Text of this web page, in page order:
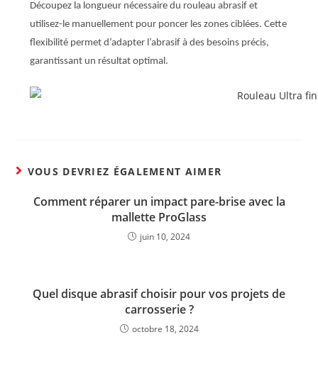
Découpez la longueur nécessaire du rouleau abrasif et
utilisez-le manuellement pour poncer les zones ciblées. Cette
flexibilité permet d’adapter l’abrasif à des besoins précis,
garantissant un résultat optimal.
VOUS DEVRIEZ ÉGALEMENT AIMER
Comment réparer un impact pare-brise avec la
mallette ProGlass
juin 10, 2024
Quel disque abrasif choisir pour vos projets de
carrosserie ?
octobre 18, 2024